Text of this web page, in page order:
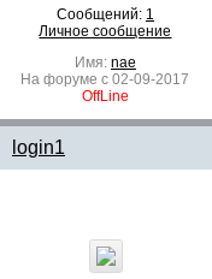
Сообщений: 1
Личное сообщение
Имя: nae
На форуме с 02-09-2017
OffLine
login1